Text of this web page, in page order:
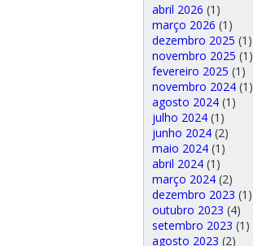
abril 2026 (1)
março 2026 (1)
dezembro 2025 (1)
novembro 2025 (1)
fevereiro 2025 (1)
novembro 2024(1)
agosto 2024(1)
julho 2024(1)
junho 2024(2)
maio 2024(1)
abril 2024(1)
março 2024(2)
dezembro 2023 (1)
outubro 2023 (4)
setembro 2023 (1)
agosto 2023 (2)